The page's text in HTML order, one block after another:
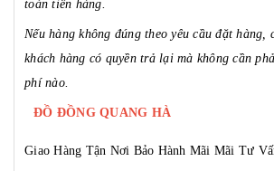
toán tiền hàng.
Nếu hàng không đúng theo yêu cầu đặt hàng,
khách hàng có quyền trả lại mà không cần
phí nào.
ĐỒ ĐỒNG QUANG HÀ
Giao Hàng Tận Nơi Bảo Hành Mãi Mãi Tư